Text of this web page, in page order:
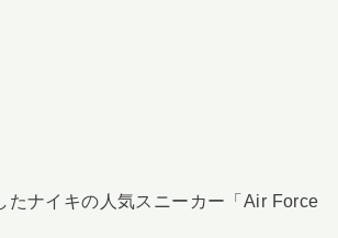
たナイキの人気スニーカー「Air Force